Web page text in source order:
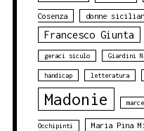
Cosenza donne
Francesco Giunta
geraci siculo Giardini
handicap letteratura
Madonie
Occhipinti Maria Pina